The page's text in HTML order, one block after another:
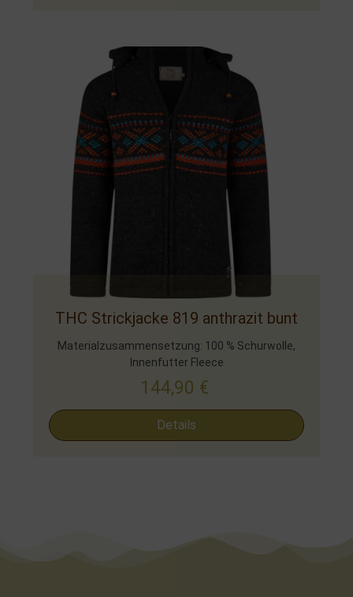
THC Strickjacke 819 anthrazit bunt
Materialzusammensetzung: 100 % Schurwolle,
Innenfutter Fleece
144,90 €
Details